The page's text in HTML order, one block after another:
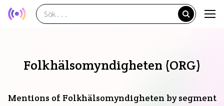
Folkhälsomyndigheten (ORG)
Mentions of Folkhälsomyndigheten by segment